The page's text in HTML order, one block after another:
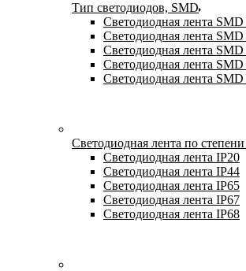
Тип светодиодов, SMD
Cветодиодная лента
Светодиодная лента SMD
Светодиодная лента SMD
Светодиодная лента SMD
Светодиодная лента SMD
Светодиодная лента по
Светодиодная лента IP20
Светодиодная лента IP44
Светодиодная лента IP65
Светодиодная лента IP67
Светодиодная лента IP68